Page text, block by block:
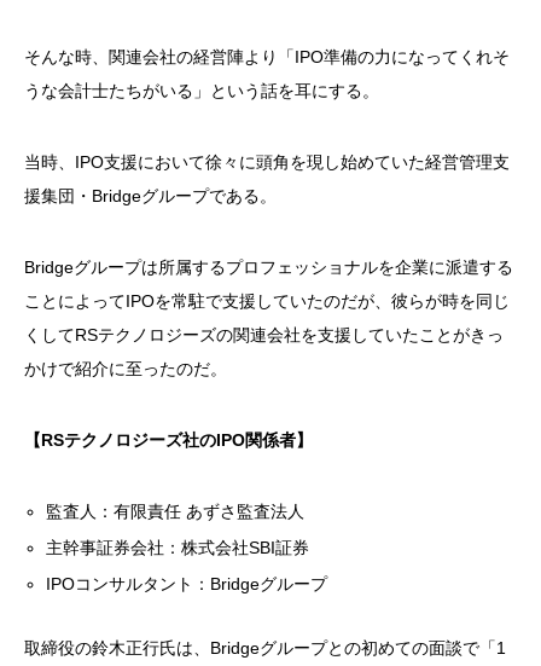
そんな時、関連会社の経営陣より「IPO準備の力になってくれそ
うな会計士たちがいる」という話を耳にする。
当時、IPO支援において徐々に頭角を現し始めていた経営管理支
援集団・Bridgeグループである。
Bridgeグループは所属するプロフェッショナルを企業に派遣する
ことによってIPOを常駐で支援していたのだが、彼らが時を同じ
くしてRSテクノロジーズの関連会社を支援していたことがきっ
かけで紹介に至ったのだ。
【RSテクノロジーズ社のIPO関係者】
監査人：有限責任 あずさ監査法人
主幹事証券会社：株式会社SBI証券
IPOコンサルタント：Bridgeグループ
取締役の鈴木正行氏は、Bridgeグループとの初めての面談で「1